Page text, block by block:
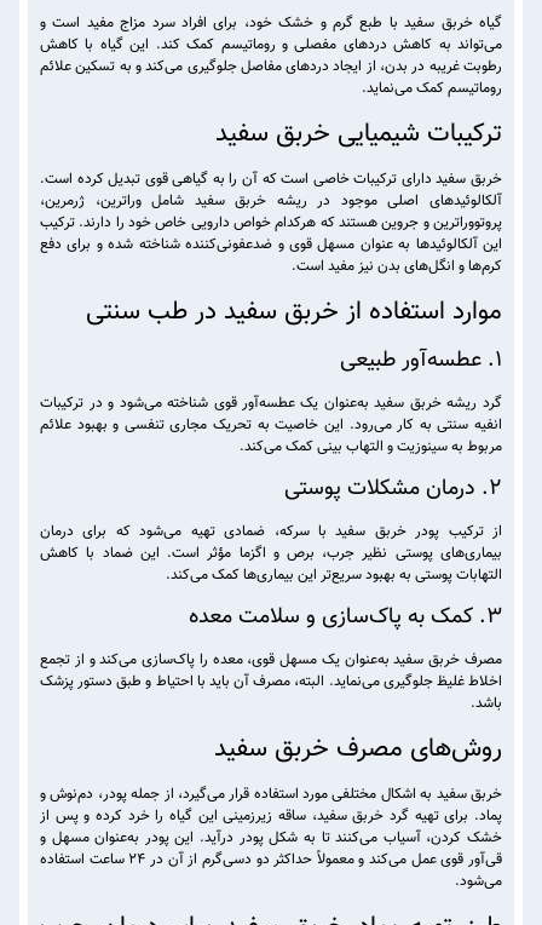
گیاه خربق سفید با طبع گرم و خشک خود، برای افراد سرد مزاج مفید است و
می‌تواند به کاهش دردهای مفصلی و روماتیسم کمک کند. این گیاه با کاهش
رطوبت غریبه در بدن، از ایجاد دردهای مفاصل جلوگیری می‌کند و به تسکین علائم
روماتیسم کمک می‌نماید.
ترکیبات شیمیایی خربق سفید
خربق سفید دارای ترکیبات خاصی است که آن را به گیاهی قوی تبدیل کرده است.
آلکالوئیدهای اصلی موجود در ریشه خربق سفید شامل وراترین، ژرمرین،
پروتووراترین و جروین هستند که هرکدام خواص دارویی خاص خود را دارند. ترکیب
این آلکالوئیدها به عنوان مسهل قوی و ضدعفونی‌کننده شناخته شده و برای دفع
کرم‌ها و انگل‌های بدن نیز مفید است.
موارد استفاده از خربق سفید در طب سنتی
1. عطسه‌آور طبیعی
گرد ریشه خربق سفید به‌عنوان یک عطسه‌آور قوی شناخته می‌شود و در ترکیبات
انفیه سنتی به کار می‌رود. این خاصیت به تحریک مجاری تنفسی و بهبود علائم
مربوط به سینوزیت و التهاب بینی کمک می‌کند.
2. درمان مشکلات پوستی
از ترکیب پودر خربق سفید با سرکه، ضمادی تهیه می‌شود که برای درمان
بیماری‌های پوستی نظیر جرب، برص و اگزما مؤثر است. این ضماد با کاهش
التهابات پوستی به بهبود سریع‌تر این بیماری‌ها کمک می‌کند.
3. کمک به پاک‌سازی و سلامت معده
مصرف خربق سفید به‌عنوان یک مسهل قوی، معده را پاک‌سازی می‌کند و از تجمع
اخلاط غلیظ جلوگیری می‌نماید. البته، مصرف آن باید با احتیاط و طبق دستور پزشک
باشد.
روش‌های مصرف خربق سفید
خربق سفید به اشکال مختلفی مورد استفاده قرار می‌گیرد، از جمله پودر، دم‌نوش و
پماد. برای تهیه گرد خربق سفید، ساقه زیرزمینی این گیاه را خرد کرده و پس از
خشک کردن، آسیاب می‌کنند تا به شکل پودر درآید. این پودر به‌عنوان مسهل و
قی‌آور قوی عمل می‌کند و معمولاً حداکثر دو دسی‌گرم از آن در ۲۴ ساعت استفاده
می‌شود.